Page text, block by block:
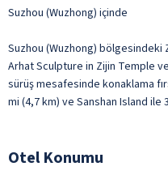
Suzhou (Wuzhong) içinde
Suzhou (Wuzhong) bölgesindeki
Arhat Sculpture in Zijin Temple
sürüş mesafesinde konaklama
mi (4,7 km) ve Sanshan Island ile
Otel Konumu